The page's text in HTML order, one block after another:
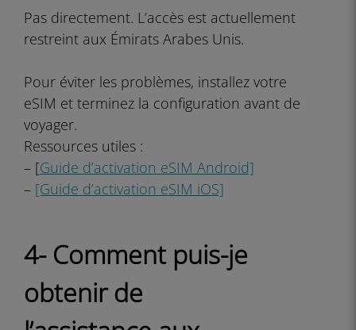
Pas directement. L’accès est actuellement
restreint aux Émirats Arabes Unis.
Pour éviter les problèmes, installez votre
eSIM et terminez la configuration avant de
voyager.
Ressources utiles :
– [Guide d’activation eSIM Android]
– [Guide d’activation eSIM iOS]
4- Comment puis-je
obtenir de